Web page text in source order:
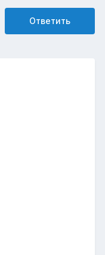
Ответить